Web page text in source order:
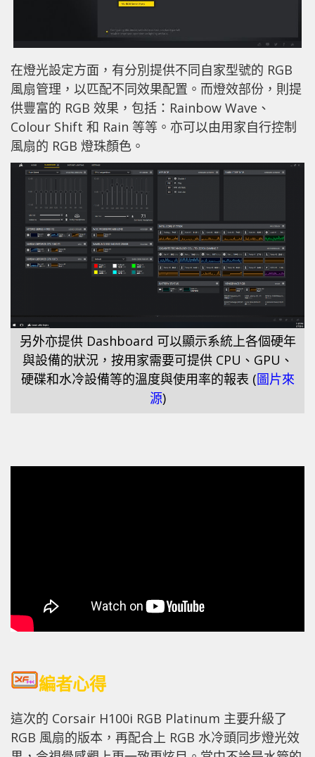
在燈光設定方面，有分別提供不同自家型號的 RGB
風扇管理，以匹配不同效果配置。而燈效部份，則提
供豐富的 RGB 效果，包括：Rainbow Wave、
Colour Shift 和 Rain 等等。亦可以由用家自行控制
風扇的 RGB 燈珠顏色。
另外亦提供 Dashboard 可以顯示系統上各個硬年
與設備的狀況，按用家需要可提供 CPU、GPU、
硬碟和水冷設備等的溫度與使用率的報表 (圖片來
源)
編者心得
這次的 Corsair H100i RGB Platinum 主要升級了
RGB 風扇的版本，再配合上 RGB 水冷頭同步燈光效